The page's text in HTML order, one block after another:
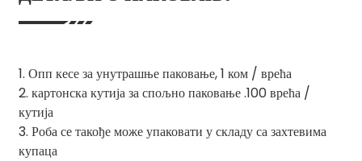
1. Опп кесе за унутрашње паковање, 1 ком / врећа
2. картонска кутија за спољно паковање .100 врећа /
кутија
3. Роба се такође може упаковати у складу са захтевима
купаца